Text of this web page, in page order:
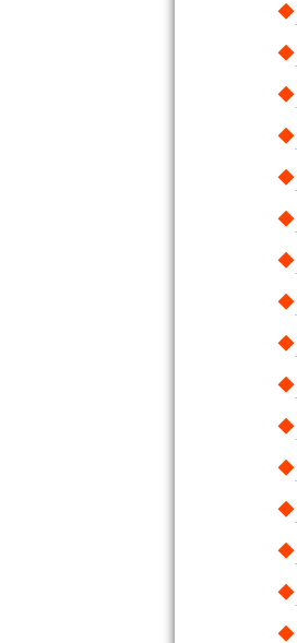
◆
◆
◆
◆
◆
◆
◆
◆
◆
◆
◆
◆
◆
◆
◆
◆